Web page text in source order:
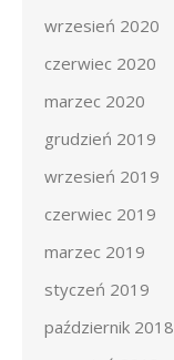
wrzesień 2020
czerwiec 2020
marzec 2020
grudzień 2019
wrzesień 2019
czerwiec 2019
marzec 2019
styczeń 2019
październik 2018